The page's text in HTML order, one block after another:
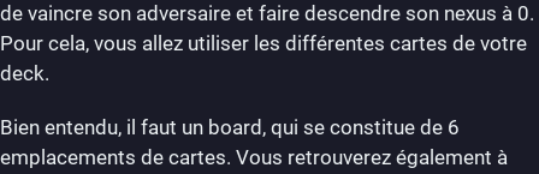
de vaincre son adversaire et faire descendre son nexus à 0.
Pour cela, vous allez utiliser les différentes cartes de votre
deck.
Bien entendu, il faut un board, qui se constitue de 6
emplacements de cartes. Vous retrouverez également à